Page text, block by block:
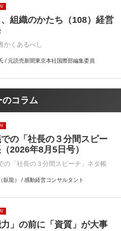
組織のかたち（108）経営
かくあるべし
/ 元読売新聞東京本社国際部編集委員
のコラム
の「社長の３分間スピー
2026年8月5日号）
の「社長の３分間スピーチ」ネタ帳
臥龍） / 感動経営コンサルタント
」の前に「資質」が大事